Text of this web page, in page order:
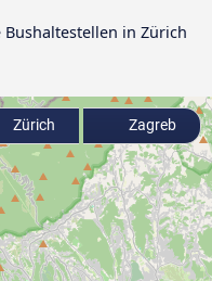
in Zürich
Zürich Zagreb